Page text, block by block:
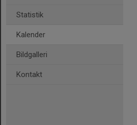
Statistik
Kalender
Bildgalleri
Kontakt